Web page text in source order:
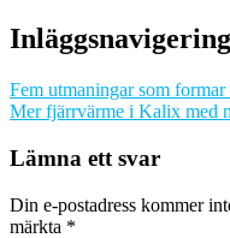
Inläggsnavigering
Fem utmaningar som
Mer fjärrvärme i Kalix med
Lämna ett svar
Din e-postadress kommer
märkta *